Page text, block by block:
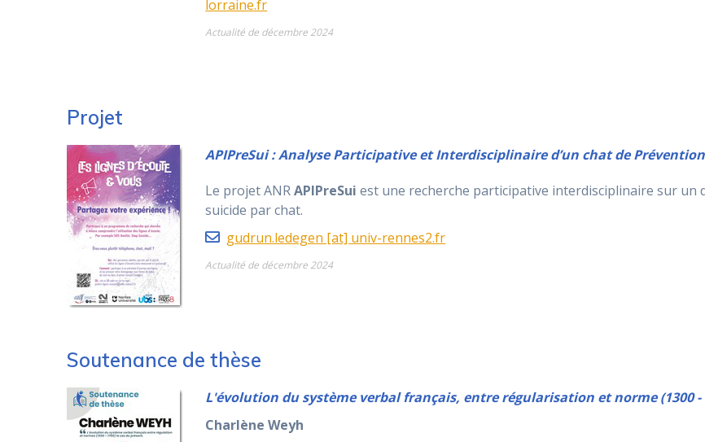
lorraine.fr
Actualité de décembre 2024
Projet
APIPreSui : Analyse Participative et Interdisciplinaire d’un chat de
Le projet ANRAPIPreSui est une recherche participative interdisciplinaire sur
suicide par chat.
gudrun.ledegen [at] univ-rennes2.fr
Actualité de décembre 2024
Soutenance de thèse
L'évolution du système verbal français, entre régularisation et norme (1300
Charlène Weyh